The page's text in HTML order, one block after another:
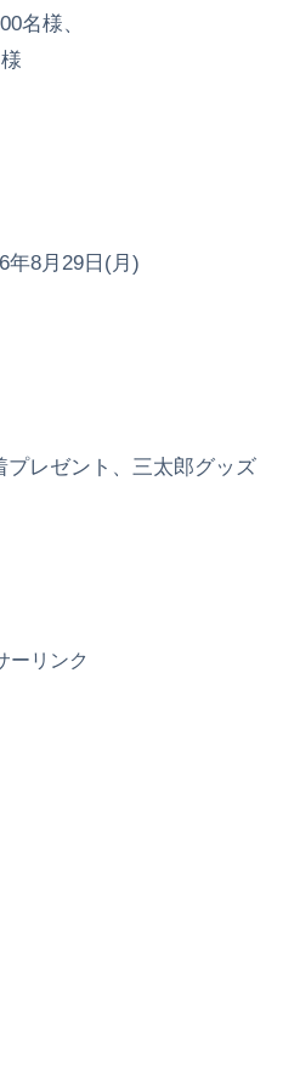
名様、
年8月29日(月)
レゼント、三太郎グッズ
ーリンク